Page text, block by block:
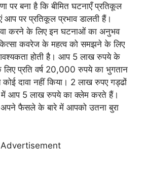
पर बना है कि बीमित घटनाएँ प्रतिकूल
आप पर प्रतिकूल प्रभाव डालती हैं।
करने के लिए इन घटनाओं का अनुभव
कवरेज के महत्व को समझने के लिए
होती है। आप 5 लाख रुपये के
लिए प्रति वर्ष 20,000 रुपये का भुगतान
दावा नहीं किया। 2 लाख रुपए गड्ढों
में आप 5 लाख रुपये का क्लेम करते हैं।
फैसले के बारे में आपको उतना बुरा
Advertisement